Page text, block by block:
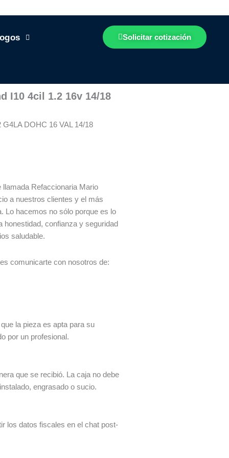
Solicitar cotización
I10 4cil 1.2 16v 14/18
DOHC 16 VAL 14/18
Refaccionaria Mario
a nuestros clientes y el más
Lo hacemos no sólo porque es lo
honestidad, confianza y seguridad
saludable.
comunicarte con nosotros de:
la pieza es apta para su
por un profesional.
que se recibió. La caja no debe
engrasado o sucio.
los datos fiscales en el chat post-